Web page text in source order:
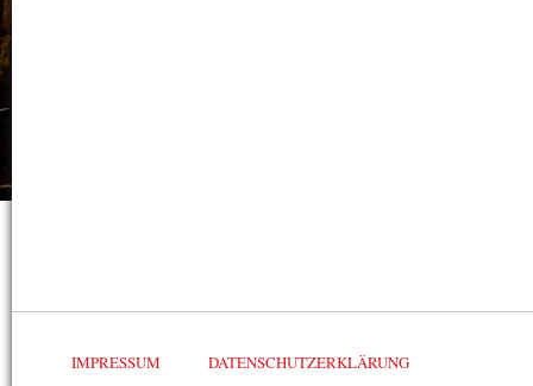
IMPRESSUM DATENSCHUTZERKLÄRUNG